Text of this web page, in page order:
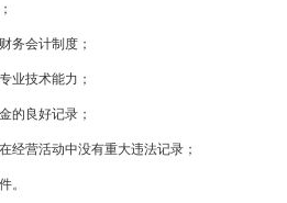
务会计制度；
业技术能力；
的良好记录；
经营活动中没有重大违法记录；
。